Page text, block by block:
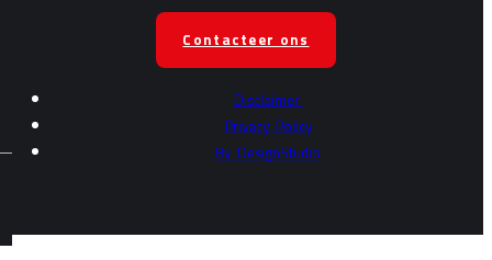
Contacteer ons
Disclaimer
Privacy Policy
By DesignStudio